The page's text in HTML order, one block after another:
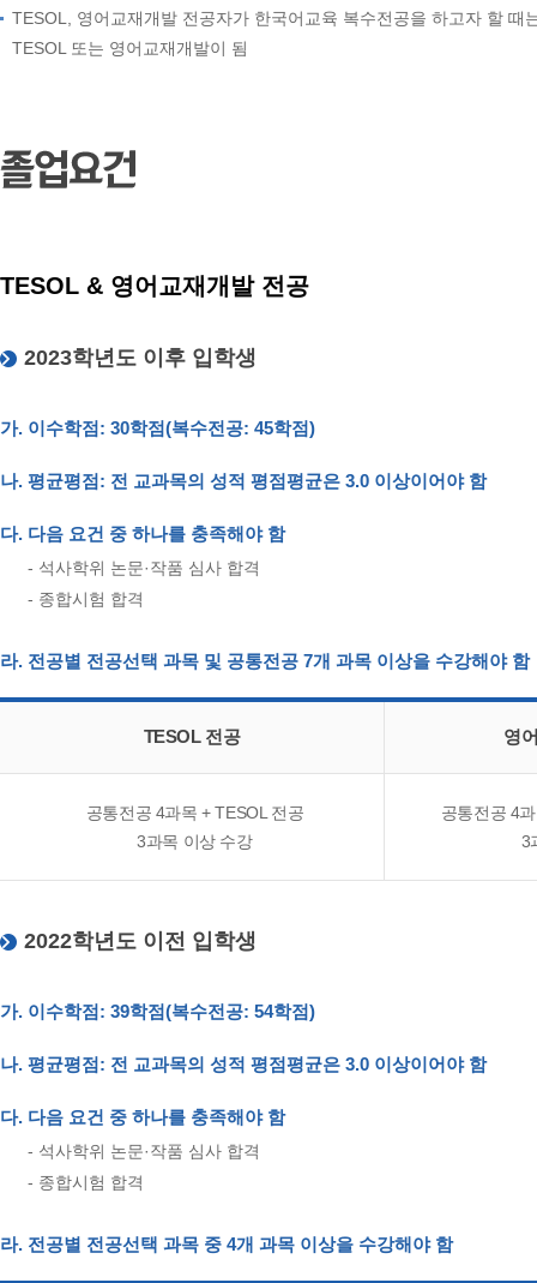
TESOL, 영어교재개발 전공자가 한국어교육 복수전공을 하고자 할
TESOL 또는 영어교재개발이 됨
TESOL & 영어교재개발 전공
2023학년도 이후 입학생
가. 이수학점: 30학점(복수전공: 45학점)
나. 평균평점: 전 교과목의 성적 평점평균은 3.0 이상이어야 함
다. 다음 요건 중 하나를 충족해야 함
- 석사학위 논문·작품 심사 합격
- 종합시험 합격
라. 전공별 전공선택 과목 및 공통전공 7개 과목 이상을 수강해야 함
TESOL 전공 영
공통전공 4과목 + TESOL 전공
3과목 이상 수강
공통전공 4
3
2022학년도 이전 입학생
가. 이수학점: 39학점(복수전공: 54학점)
나. 평균평점: 전 교과목의 성적 평점평균은 3.0 이상이어야 함
다. 다음 요건 중 하나를 충족해야 함
- 석사학위 논문·작품 심사 합격
- 종합시험 합격
라. 전공별 전공선택 과목 중 4개 과목 이상을 수강해야 함